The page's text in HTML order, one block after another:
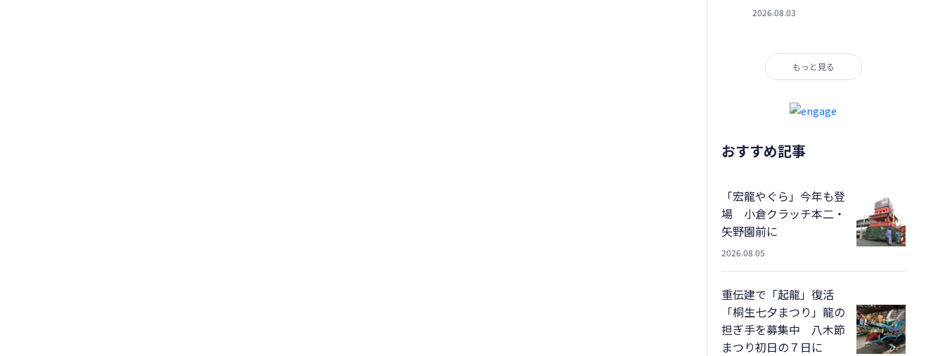
2026.08.03
もっと見る
おすすめ記事
「宏龍やぐら」今年も登
場 小倉クラッチ本二・
矢野園前に
2026.08.05
重伝建で「起龍」復活
「桐生七夕まつり」龍の
担ぎ手を募集中 八木節
まつり初日の７日に